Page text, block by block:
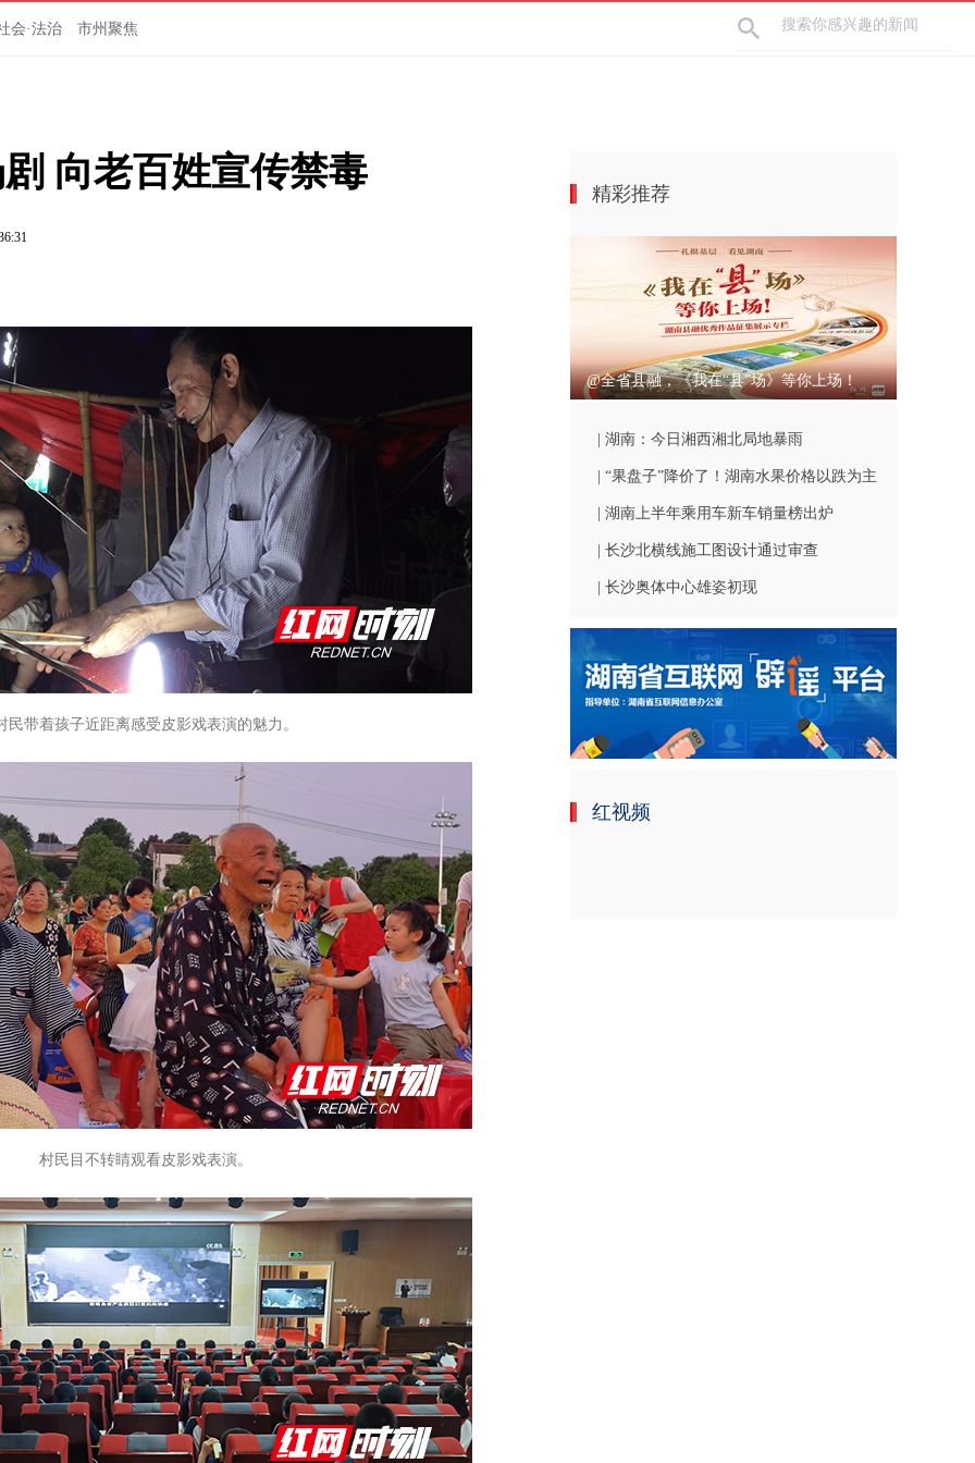
会·法治 市州聚焦
向老百姓宣传禁毒
民带着孩子近距离感受皮影戏表演的魅力。
村民目不转睛观看皮影戏表演。
精彩推荐
@全省县融，《我在“县”场》等你上场！
| 湖南：今日湘西湘北局地暴雨
| “果盘子”降价了！湖南水果价格以跌为主
| 湖南上半年乘用车新车销量榜出炉
| 长沙北横线施工图设计通过审查
| 长沙奥体中心雄姿初现
红视频